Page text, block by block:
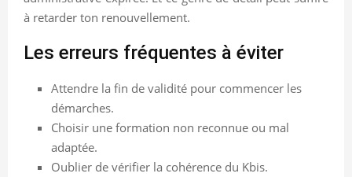
à retarder ton renouvellement.
Les erreurs fréquentes à éviter
Attendre la fin de validité pour commencer les
démarches.
Choisir une formation non reconnue ou mal
adaptée.
Oublier de vérifier la cohérence du Kbis.